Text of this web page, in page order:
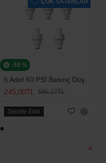
ÇOK SATANLAR
-58 %
245,00TL 585,17TL
Sepete Ekle